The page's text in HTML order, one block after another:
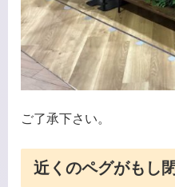
ご了承下さい。
近くのペグがもし